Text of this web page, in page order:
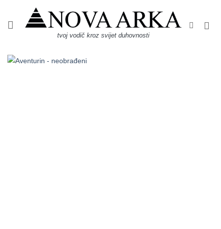
content
tvoj vodič kroz svijet duhovnosti